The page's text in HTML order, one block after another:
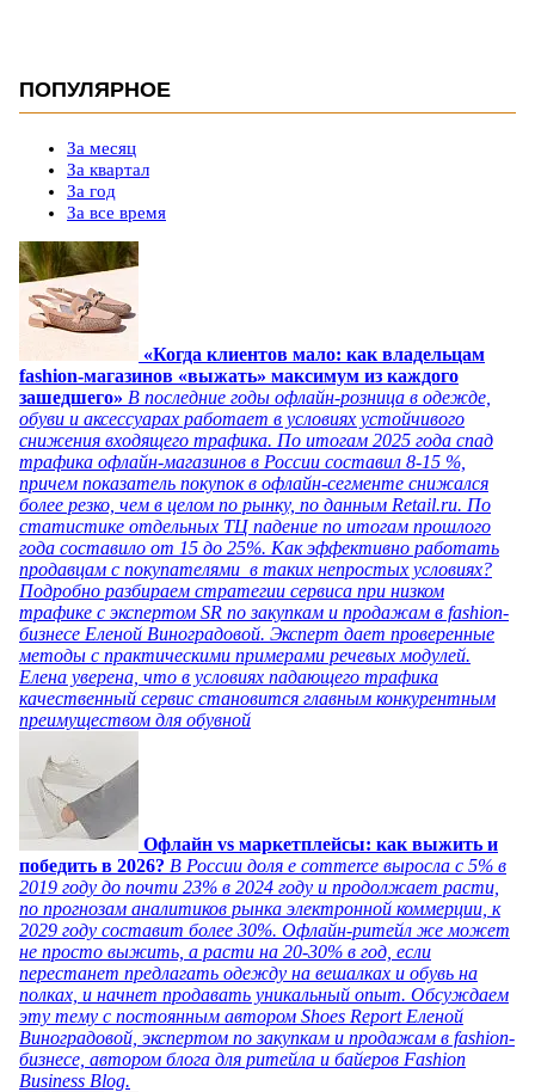
ПОПУЛЯРНОЕ
За месяц
За квартал
За год
За все время
«Когда клиентов мало: как владельцам
fashion-магазинов «выжать» максимум из каждого
зашедшего» В последние годы офлайн-розница в одежде,
обуви и аксессуарах работает в условиях устойчивого
снижения входящего трафика. По итогам 2025 года спад
трафика офлайн-магазинов в России составил 8-15 %,
причем показатель покупок в офлайн-сегменте снижался
более резко, чем в целом по рынку, по данным Retail.ru. По
статистике отдельных ТЦ падение по итогам прошлого
года составило от 15 до 25%. Как эффективно работать
продавцам с покупателями в таких непростых условиях?
Подробно разбираем стратегии сервиса при низком
трафике с экспертом SR по закупкам и продажам в fashion-
бизнесе Еленой Виноградовой. Эксперт дает проверенные
методы с практическими примерами речевых модулей.
Елена уверена, что в условиях падающего трафика
качественный сервис становится главным конкурентным
преимуществом для обувной
Офлайн vs маркетплейсы: как выжить и
победить в 2026? В России доля e commerce выросла с 5% в
2019 году до почти 23% в 2024 году и продолжает расти,
по прогнозам аналитиков рынка электронной коммерции, к
2029 году составит более 30%. Офлайн-ритейл же может
не просто выжить, а расти на 20-30% в год, если
перестанет предлагать одежду на вешалках и обувь на
полках, и начнет продавать уникальный опыт. Обсуждаем
эту тему с постоянным автором Shoes Report Еленой
Виноградовой, экспертом по закупкам и продажам в fashion-
бизнесе, автором блога для ритейла и байеров Fashion
Business Blog.